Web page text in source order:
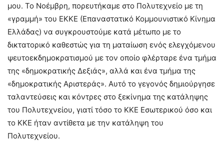
μου. Το Νοέμβρη, πορευτήκαμε στο Πολυτεχνείο με τη
«γραμμή» του ΕΚΚΕ (Επαναστατικό Κομμουνιστικό Κίνημα
Ελλάδας) να συγκρουστούμε κατά μέτωπο με το
δικτατορικό καθεστώς για τη ματαίωση ενός ελεγχόμενου
ψευτοεκδημοκρατισμού με τον οποίο φλέρταρε ένα τμήμα
της «δημοκρατικής Δεξιάς», αλλά και ένα τμήμα της
«δημοκρατικής Αριστεράς». Αυτό το γεγονός δημιούργησε
ταλαντεύσεις και κόντρες στο ξεκίνημα της κατάληψης
του Πολυτεχνείου, γιατί τόσο το ΚΚΕ Εσωτερικού όσο και
το ΚΚΕ ήταν αντίθετα με την κατάληψη του
Πολυτεχνείου.